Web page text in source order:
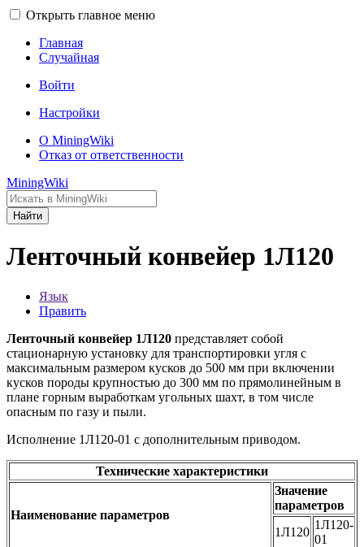
Открыть главное меню
Главная
Случайная
Войти
Настройки
О MiningWiki
Отказ от ответственности
MiningWiki
Найти
Ленточный конвейер 1Л120
Язык
Править
Ленточный конвейер 1Л120 представляет собой
стационарную установку для транспортировки угля с
максимальным размером кусков до 500 мм при включении
кусков породы крупностью до 300 мм по прямолинейным в
плане горным выработкам угольных шахт, в том числе
опасным по газу и пыли.
Исполнение 1Л120-01 с дополнительным приводом.
Технические характеристики
Наименование параметров
Значение
параметров
1Л120
1Л120-
01